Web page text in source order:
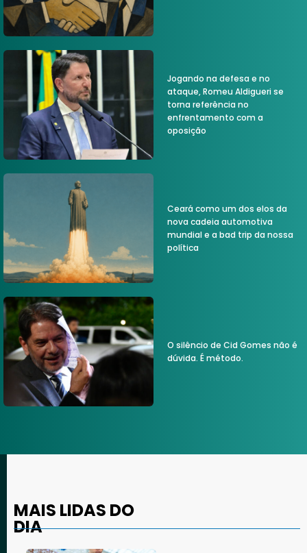
Jogando na defesa e no
ataque, Romeu Aldigueri se
torna referência no
enfrentamento com a
oposição
Ceará como um dos elos da
nova cadeia automotiva
mundial e a bad trip da nossa
política
O silêncio de Cid Gomes não é
dúvida. É método.
MAIS LIDAS DO
DIA